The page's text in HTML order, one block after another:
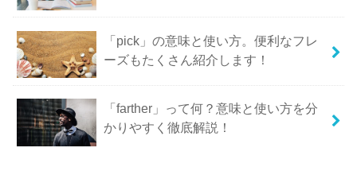
「pick」の意味と使い方。便利なフレ
ーズもたくさん紹介します！
「farther」って何？意味と使い方を分
かりやすく徹底解説！